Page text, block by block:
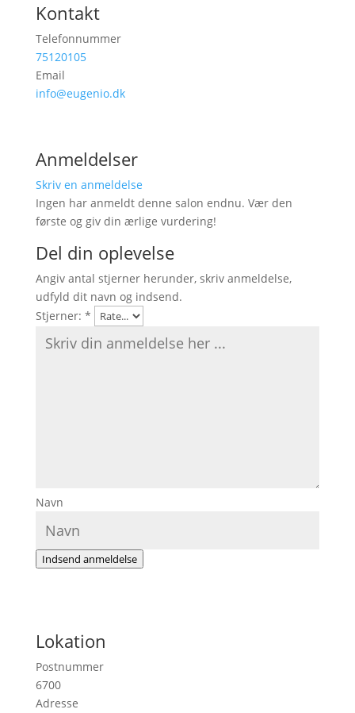
Kontakt
Telefonnummer
75120105
Email
info@eugenio.dk
Anmeldelser
Skriv en anmeldelse
Ingen har anmeldt denne salon endnu. Vær den
første og giv din ærlige vurdering!
Del din oplevelse
Angiv antal stjerner herunder, skriv anmeldelse,
udfyld dit navn og indsend.
Stjerner: *
Navn
Indsend anmeldelse
Lokation
Postnummer
6700
Adresse